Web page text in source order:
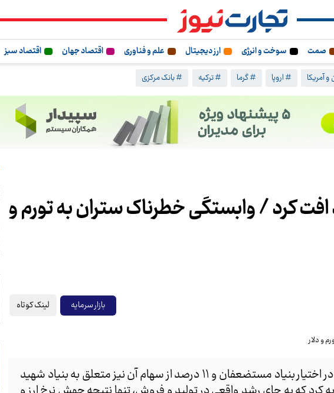
صمت سوخت و انرژی ارز دیجیتال علم و فناوری اقتصاد جهان اقتصاد سبز
و آمریکا # اروپا # گرما # ترکیه # بانک مرکزی
تهران 18 درصد افت کرد / وابستگی خطرناک ستران به تورم و
بازار سرمایه لینک کوتاه
سیمان تهران که حدود 41 درصد از سهام آن در اختیار بنیاد مستضعفان و 11 درصد از سهام آن نیز متعلق به بنیاد شهید